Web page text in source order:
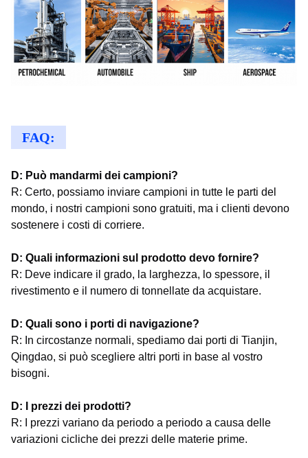
FAQ:
D: Può mandarmi dei campioni?
R: Certo, possiamo inviare campioni in tutte le parti del
mondo, i nostri campioni sono gratuiti, ma i clienti devono
sostenere i costi di corriere.
D: Quali informazioni sul prodotto devo fornire?
R: Deve indicare il grado, la larghezza, lo spessore, il
rivestimento e il numero di tonnellate da acquistare.
D: Quali sono i porti di navigazione?
R: In circostanze normali, spediamo dai porti di Tianjin,
Qingdao, si può scegliere altri porti in base al vostro
bisogni.
D: I prezzi dei prodotti?
R: I prezzi variano da periodo a periodo a causa delle
variazioni cicliche dei prezzi delle materie prime.